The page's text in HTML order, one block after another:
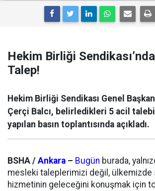
Hekim Birliği
Talep!
Hekim Birliği Sendikası Genel
Çerçi Balcı, belirledikleri 5 acil
yapılan basın toplantısında açıkladı.
BSHA / Ankara – Bugün burada,
mesleki taleplerimizi değil, ülkemizde
hizmetinin geleceğini konuşmak için